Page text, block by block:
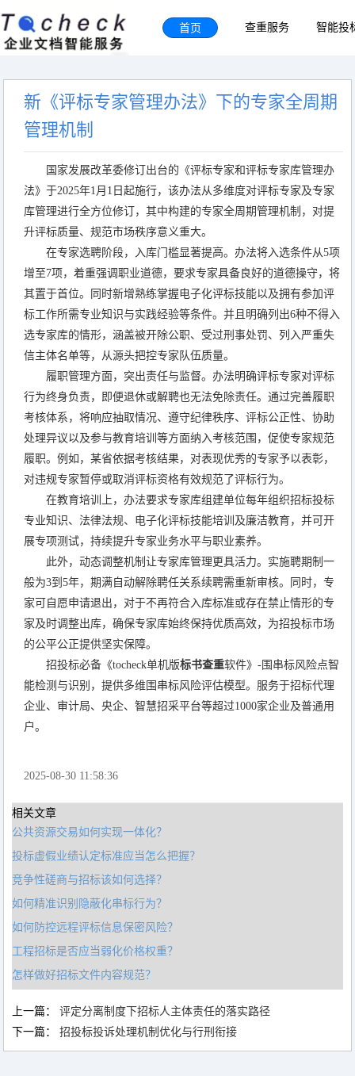
首页 查重服务 智能投
新《评标专家管理办法》下的专家全周期
管理机制
国家发展改革委修订出台的《评标专家和评标专家库管理办
法》于2025年1月1日起施行，该办法从多维度对评标专家及专家
库管理进行全方位修订，其中构建的专家全周期管理机制，对提
升评标质量、规范市场秩序意义重大。
在专家选聘阶段，入库门槛显著提高。办法将入选条件从5项
增至7项，着重强调职业道德，要求专家具备良好的道德操守，将
其置于首位。同时新增熟练掌握电子化评标技能以及拥有参加评
标工作所需专业知识与实践经验等条件。并且明确列出6种不得入
选专家库的情形，涵盖被开除公职、受过刑事处罚、列入严重失
信主体名单等，从源头把控专家队伍质量。
履职管理方面，突出责任与监督。办法明确评标专家对评标
行为终身负责，即便退休或解聘也无法免除责任。通过完善履职
考核体系，将响应抽取情况、遵守纪律秩序、评标公正性、协助
处理异议以及参与教育培训等方面纳入考核范围，促使专家规范
履职。例如，某省依据考核结果，对表现优秀的专家予以表彰，
对违规专家暂停或取消评标资格有效规范了评标行为。
在教育培训上，办法要求专家库组建单位每年组织招标投标
专业知识、法律法规、电子化评标技能培训及廉洁教育，并可开
展专项测试，持续提升专家业务水平与职业素养。
此外，动态调整机制让专家库管理更具活力。实施聘期制一
般为3到5年，期满自动解除聘任关系续聘需重新审核。同时，专
家可自愿申请退出，对于不再符合入库标准或存在禁止情形的专
家及时调整出库，确保专家库始终保持优质高效，为招投标市场
的公平公正提供坚实保障。
招投标必备《tocheck单机版标书查重软件》-围串标风险点智
能检测与识别，提供多维围串标风险评估模型。服务于招标代理
企业、审计局、央企、智慧招采平台等超过1000家企业及普通用
户。
2025-08-30 11:58:36
相关文章
公共资源交易如何实现一体化？
投标虚假业绩认定标准应当怎么把握？
竞争性磋商与招标该如何选择？
如何精准识别隐蔽化串标行为？
如何防控远程评标信息保密风险？
工程招标是否应当弱化价格权重？
怎样做好招标文件内容规范？
上一篇：评定分离制度下招标人主体责任的落实路径
下一篇：招投标投诉处理机制优化与行刑衔接